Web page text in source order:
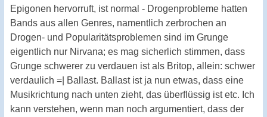
Epigonen hervorruft, ist normal - Drogenprobleme hatten
Bands aus allen Genres, namentlich zerbrochen an
Drogen- und Popularitätsproblemen sind im Grunge
eigentlich nur Nirvana; es mag sicherlich stimmen, dass
Grunge schwerer zu verdauen ist als Britop, allein: schwer
verdaulich =| Ballast. Ballast ist ja nun etwas, dass eine
Musikrichtung nach unten zieht, das überflüssig ist etc. Ich
kann verstehen, wenn man noch argumentiert, dass der